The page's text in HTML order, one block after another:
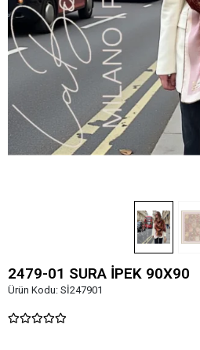
2479-01 SURA İPEK 90X90
Ürün Kodu: Sİ247901